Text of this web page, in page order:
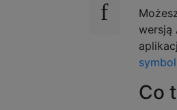
wersją
Co